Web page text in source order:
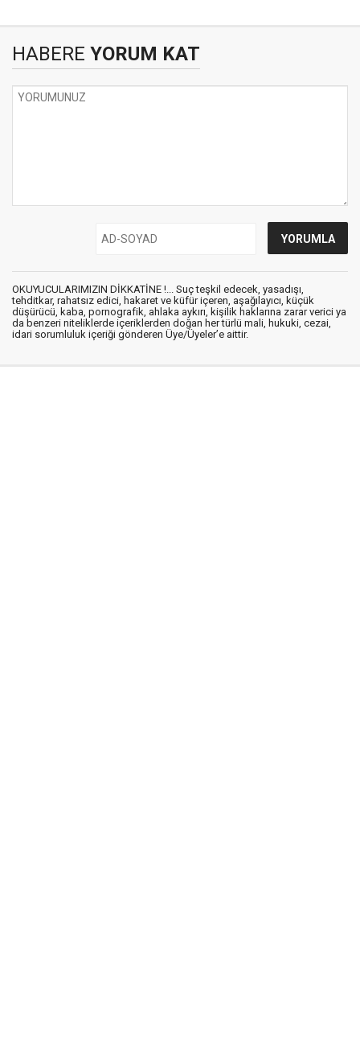
HABERE YORUM KAT
OKUYUCULARIMIZIN DİKKATİNE !... Suç teşkil edecek, yasadışı,
tehditkar, rahatsız edici, hakaret ve küfür içeren, aşağılayıcı, küçük
düşürücü, kaba, pornografik, ahlaka aykırı, kişilik haklarına zarar verici ya
da benzeri niteliklerde içeriklerden doğan her türlü mali, hukuki, cezai,
idari sorumluluk içeriği gönderen Üye/Üyeler’e aittir.